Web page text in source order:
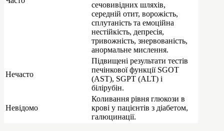
сечовивідних шляхів,
середній отит, ворожість,
сплутаність та емоційна
нестійкість, депресія,
тривожність, знервованість,
анормальне мислення.
Нечасто
Підвищені результати тестів
печінкової функції SGOT
(AST), SGPT (ALT) і
білірубін.
Невідомо
Коливання рівня глюкози в
крові у пацієнтів з діабетом,
галюцинації.